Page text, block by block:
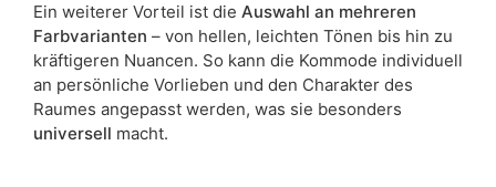
Ein weiterer Vorteil ist die Auswahl an mehreren
Farbvarianten – von hellen, leichten Tönen bis hin zu
kräftigeren Nuancen. So kann die Kommode individuell
an persönliche Vorlieben und den Charakter des
Raumes angepasst werden, was sie besonders
universell macht.